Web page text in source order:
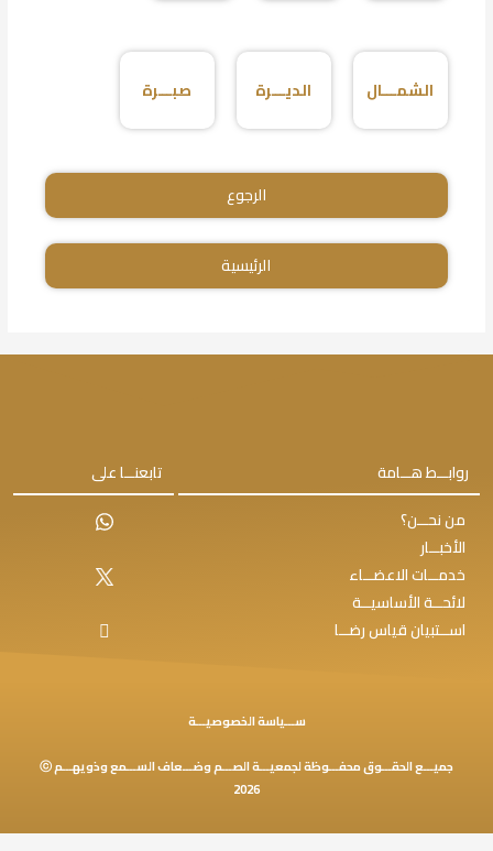
الشمـــال الديـــرة صبـــرة
الرجوع
الرئيسية
روابـــط هـــامة
تابعنـــا على
من نحـــن؟
الأخبـــار
خدمـــات الاعضـــاء
لائحـــة الأساسيـــة
اســـتبيان قياس رضـــا
ســـياسة الخصوصيـــة
جميـــع الحقـــوق محفـــوظة لجمعيـــة الصـــم وضـــعاف الســـمع وذويهـــم ⓒ
2026